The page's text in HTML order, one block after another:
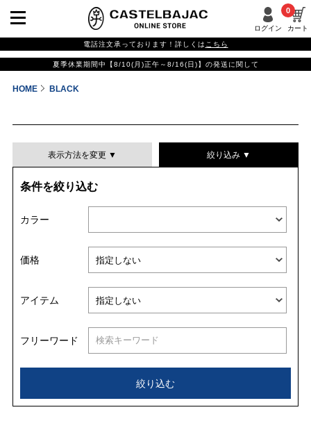
ログイン カート
0
電話注文承っております！詳しくは こちら
夏季休業期間中【8/10(月)正午～8/16(日)】の発送に関して
HOME BLACK
表示方法を変更 ▼
並び替える
絞り込み ▼
条件を絞り込む
カラー
価格
アイテム
フリーワード
絞り込む